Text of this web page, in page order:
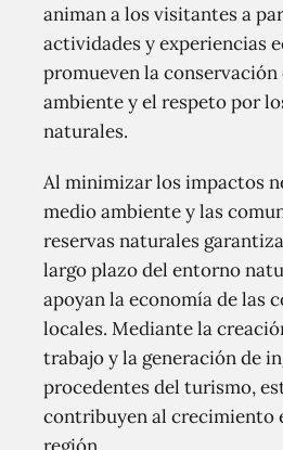
animan a los visitantes a
actividades y experiencias
promueven la
ambiente y el respeto por
naturales.
Al minimizar los impactos
medio ambiente y las
reservas naturales
largo plazo del entorno
apoyan la economía de las
locales. Mediante la
trabajo y la generación de
procedentes del turismo,
contribuyen al crecimiento